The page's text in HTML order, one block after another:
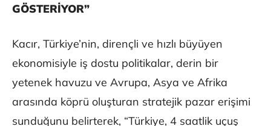
GÖSTERİYOR”
Kacır, Türkiye’nin, dirençli ve hızlı büyüyen
ekonomisiyle iş dostu politikalar, derin bir
yetenek havuzu ve Avrupa, Asya ve Afrika
arasında köprü oluşturan stratejik pazar erişimi
sunduğunu belirterek, “Türkiye, 4 saatlik uçuş